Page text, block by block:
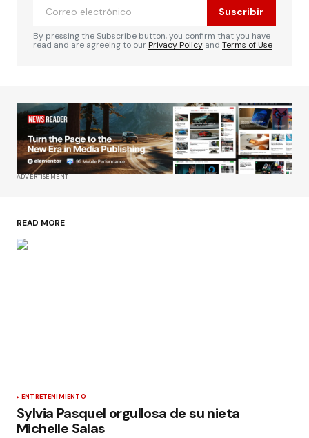
Suscribir
By pressing the Subscribe button, you confirm that you have
read and are agreeing to ourPrivacy Policy and Terms of Use
ADVERTISEMENT
READ MORE
ENTRETENIMIENTO
Sylvia Pasquel orgullosa de su nieta
Michelle Salas